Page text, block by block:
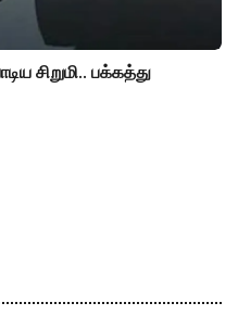
சிறுமி.. பக்கத்து